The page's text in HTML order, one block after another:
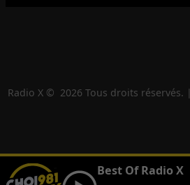
Radio X © 2026 Tous droits réservés. |
Best Of Radio X